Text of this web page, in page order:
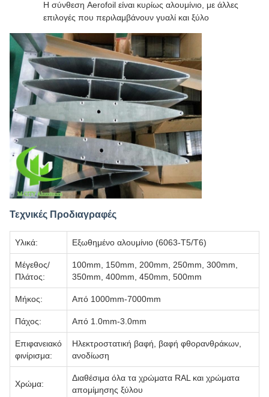
Η σύνθεση Aerofoil είναι κυρίως αλουμίνιο, με άλλες
επιλογές που περιλαμβάνουν γυαλί και ξύλο
Τεχνικές Προδιαγραφές
Υλικά: Εξωθημένο αλουμίνιο (6063-T5/T6)
Μέγεθος/
Πλάτος:
100mm, 150mm, 200mm, 250mm, 300mm,
350mm, 400mm, 450mm, 500mm
Μήκος: Από 1000mm-7000mm
Πάχος: Από 1.0mm-3.0mm
Επιφανειακό
φινίρισμα:
Ηλεκτροστατική βαφή, βαφή φθορανθράκων,
ανοδίωση
Χρώμα:
Διαθέσιμα όλα τα χρώματα RAL και χρώματα
απομίμησης ξύλου